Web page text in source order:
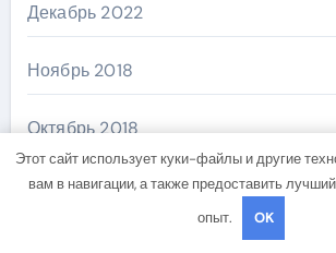
Декабрь 2022
Ноябрь 2018
Октябрь 2018
Сентябрь 2018
Этот сайт использует куки-файлы и другие
вам в навигации, а также предоставить
опыт.
OK